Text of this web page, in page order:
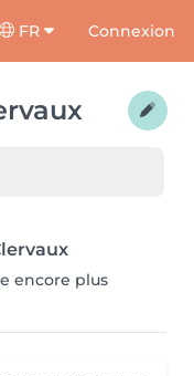
FR Connexion
encore plus